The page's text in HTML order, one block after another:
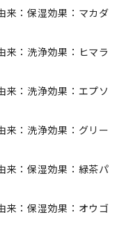
：保湿効果：マカダ
果：ヒマラ
効果：エプソ
洗浄効果：グリー
効果：緑茶パ
保湿効果：オウゴ